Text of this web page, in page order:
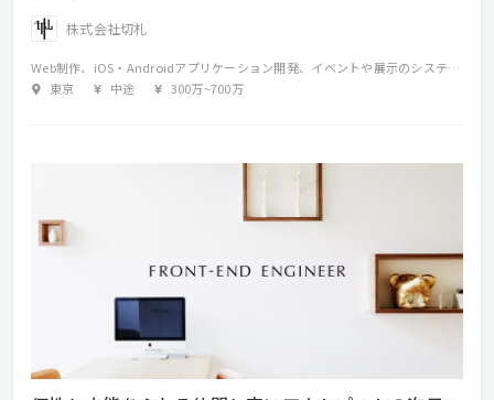
株式会社切札
Web制作、iOS・Androidアプリケーション開発、イベントや展示のシステム開発など、多岐に渡る制作業務に携わって頂きます。また、制作業務だけではなく、広告企画の立案などプロジェクトの初期段階から入って頂く機会も多くあります。 色々な経験や培ってきた知識を活かし、一緒に思いを込めたものづくりが出来るスタッフを募集しています。
東京
中途 300万~700万